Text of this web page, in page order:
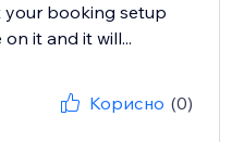
booking setup
it and it will...
Корисно (0)